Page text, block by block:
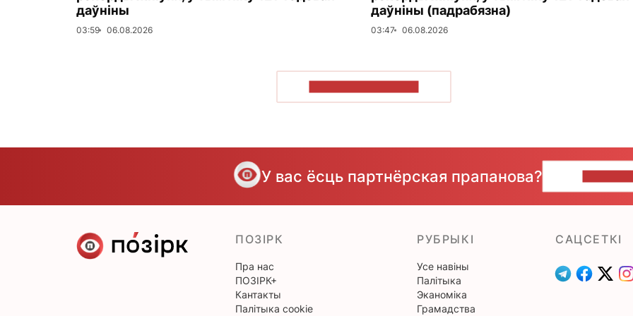
даўніны
03:59 06.08.2026
даўніны (падрабязна)
03:47 06.08.2026
У вас ёсць партнёрская прапанова?
ПОЗІРК
Пра нас
ПОЗІРК+
Кантакты
Палітыка cookie
РУБРЫКІ
Усе навіны
Палітыка
Эканоміка
Грамадства
САЦСЕТКІ